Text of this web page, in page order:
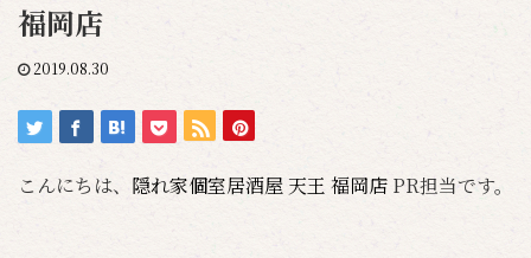
福岡店
2019.08.30
こんにちは、 隠れ家個室居酒屋 天王 福岡店 PR担当です。